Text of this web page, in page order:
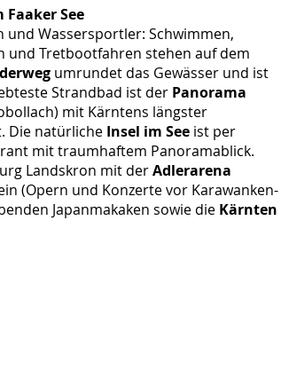
See
und Wassersportler: Schwimmen,
und Tretbootfahren stehen auf dem
umrundet das Gewässer und ist
Strandbad ist der Panorama
mit Kärntens längster
Die natürliche Insel im See ist per
mit traumhaftem Panoramablick.
Landskron mit derAdlerarena
(Opern und Konzerte vor Karawanken-
Japanmakaken sowie die Kärnten